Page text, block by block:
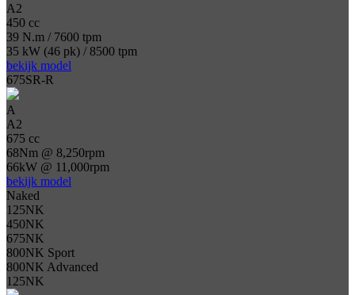
A2
450 cc
39 N.m / 7600 tpm
35 kW (46 pk) / 8500 tpm
bekijk model
675SR-R
A
A2
675 cc
68Nm @ 8,250rpm
66kW @ 11,000rpm
bekijk model
Naked
125NK
450NK
675NK
800NK Sport
800NK Advanced
125NK